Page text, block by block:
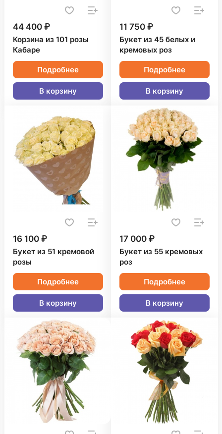
44 400 ₽
Корзина из 101 розы
Кабаре
Подробнее
В корзину
11 750 ₽
Букет из 45 белых и
кремовых роз
Подробнее
В корзину
16 100 ₽
Букет из 51 кремовой
розы
Подробнее
В корзину
17 000 ₽
Букет из 55 кремовых
роз
Подробнее
В корзину